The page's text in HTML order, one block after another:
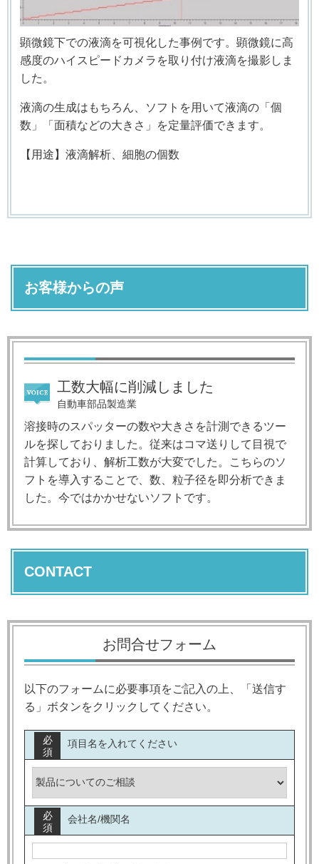
顕微鏡下での液滴を可視化した事例です。顕微鏡に高
感度のハイスピードカメラを取り付け液滴を撮影しま
した。
液滴の生成はもちろん、ソフトを用いて液滴の「個
数」「面積などの大きさ」を定量評価できます。
【用途】液滴解析、細胞の個数
お客様からの声
工数大幅に削減しました
自動車部品製造業
溶接時のスパッターの数や大きさを計測できるツー
ルを探しておりました。従来はコマ送りして目視で
計算しており、解析工数が大変でした。こちらのソ
フトを導入することで、数、粒子径を即分析できま
した。今ではかかせないソフトです。
CONTACT
お問合せフォーム
以下のフォームに必要事項をご記入の上、「送信す
る」ボタンをクリックしてください。
項目名を入れてください
必
須
会社名/機関名
必
須